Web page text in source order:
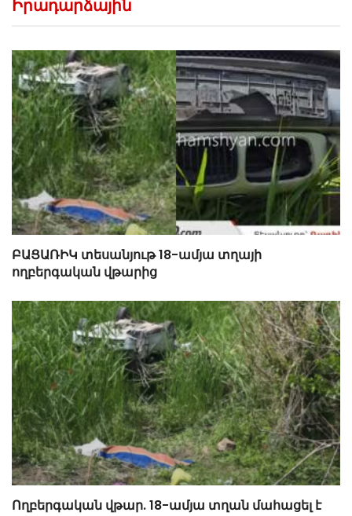
Իրադարձային
ԲԱՑԱՌԻԿ տեսանյութ 18-ամյա տղայի
ողբերգական վթարից
Ողբերգական վթար. 18-ամյա տղան մահացել է